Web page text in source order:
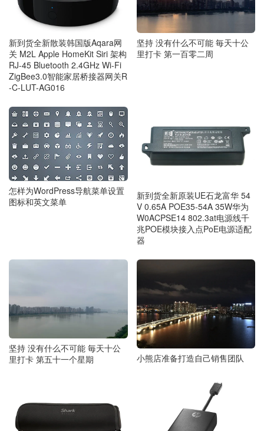
新到货全新散装韩国版Aqara网
关 M2L Apple HomeKit Siri 架构
RJ-45 Bluetooth 2.4GHz Wi-Fi
ZigBee3.0智能家居桥接器网关R
-C-LUT-AG016
坚持 没有什么不可能 毎天十公
里打卡 第一百零二周
怎样为WordPress导航菜单设置
图标和英文菜单
新到货全新原装UE石龙富华 54
V 0.65A POE35-54A 35W华为
W0ACPSE14 802.3at电源线千
兆POE模块接入点PoE电源适配
器
坚持 没有什么不可能 毎天十公
里打卡 第五十一个星期
小熊店准备打造自己销售团队